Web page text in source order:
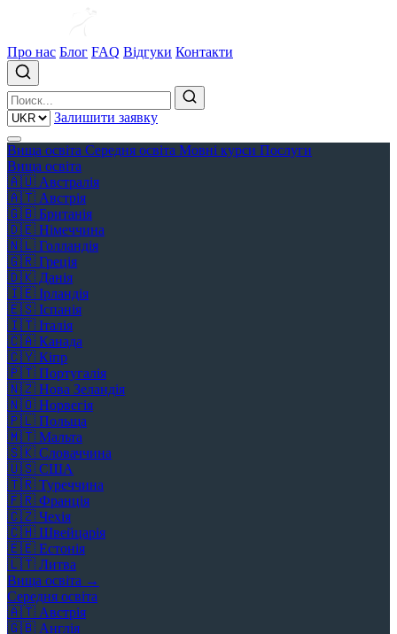
Про нас Блог FAQ Відгуки Контакти
Залишити заявку
Вища освіта Середня освіта Мовні курси Послуги
Вища освіта
🇦🇺 Австралія
🇦🇹 Австрія
🇬🇧 Британія
🇩🇪 Німеччина
🇳🇱 Голландія
🇬🇷 Греція
🇩🇰 Данія
🇮🇪 Ірландія
🇪🇸 Іспанія
🇮🇹 Італія
🇨🇦 Канада
🇨🇾 Кіпр
🇵🇹 Португалія
🇳🇿 Нова Зеландія
🇳🇴 Норвегія
🇵🇱 Польща
🇲🇹 Мальта
🇸🇰 Словаччина
🇺🇸 США
🇹🇷 Туреччина
🇫🇷 Франція
🇨🇿 Чехія
🇨🇭 Швейцарія
🇪🇪 Естонія
🇱🇹 Литва
Вища освіта →
Середня освіта
🇦🇹 Австрія
🇬🇧 Англія